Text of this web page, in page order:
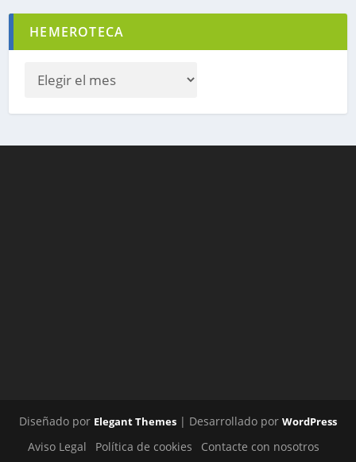
HEMEROTECA
Diseñado por Elegant Themes | Desarrollado por WordPress
Aviso Legal Política de cookies
Contacte con nosotros